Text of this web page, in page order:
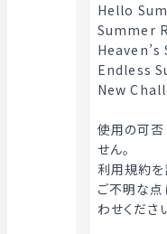
Hello
Summer
Heaven’s
Endless
New
使用の可否
せん。
利用規約を
ご不明な
わせくださ